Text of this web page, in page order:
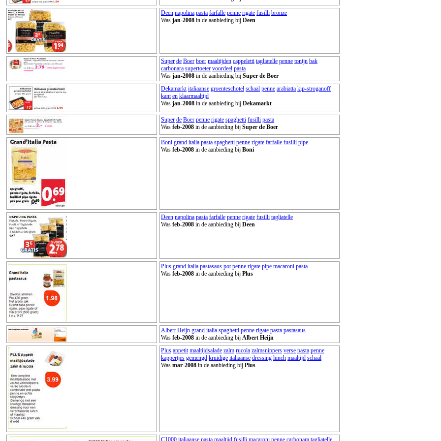
Deen napolina pasta farfalle penne rigate fusilli bronze
Was jan-2008 in de aanbieding bij Deen
Super de Boer boer maaltijden cappeletti tagliatelle penne tonijn bak
carbonara supertoeter voordeel pasta
Was jan-2008 in de aanbieding bij Super de Boer
Dekamarkt italiaanse groenteschotel schaal penne arabiatta kip-stroganoff
kant en klaarmaaltijd
Was jan-2008 in de aanbieding bij Dekamarkt
Super de Boer penne rigate spaghetti fusilli pasta
Was feb-2008 in de aanbieding bij Super de Boer
Boni grand italia pasta spaghetti penne rigate farfalle fusilli pipe
Was feb-2008 in de aanbieding bij Boni
Deen napolina pasta farfalle penne rigate fusilli tagliatelle
Was feb-2008 in de aanbieding bij Deen
Plus grand italia pastasaus pot penne rigate pipe macaroni pasta
Was feb-2008 in de aanbieding bij Plus
Albert Heijn grand italia spaghetti penne rigate pasta pastasaus
Was feb-2008 in de aanbieding bij Albert Heijn
Plus appetit maaltijdsalade zalm rucola zalmsnippers verse pasta penne
kappertjes gemengd kruidige italiaanse dressing lunch maaltijd schaal
Was mar-2008 in de aanbieding bij Plus
C1000 italiaanse pasta maaltijd fusilli macaroni penne carbonara tagliatelle